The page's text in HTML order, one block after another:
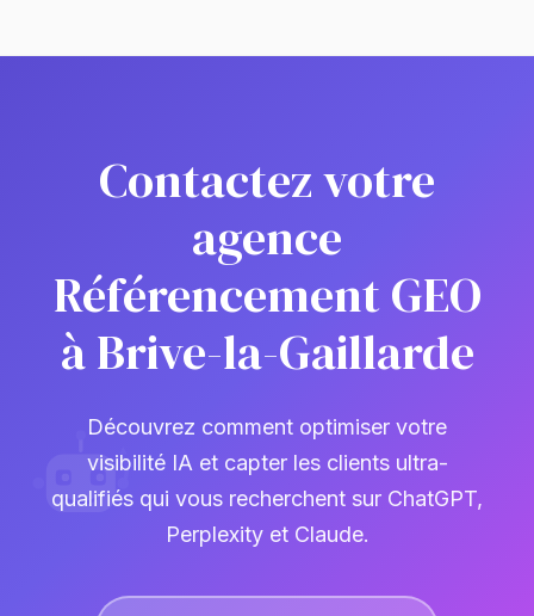
Contactez votre
agence
Référencement GEO
à Brive-la-Gaillarde
Découvrez comment optimiser votre
visibilité IA et capter les clients ultra-
qualifiés qui vous recherchent sur ChatGPT,
Perplexity et Claude.